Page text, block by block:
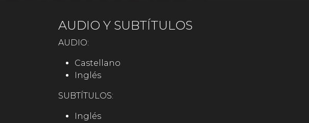
AUDIO Y SUBTÍTULOS
AUDIO:
Castellano
Inglés
SUBTÍTULOS:
Inglés